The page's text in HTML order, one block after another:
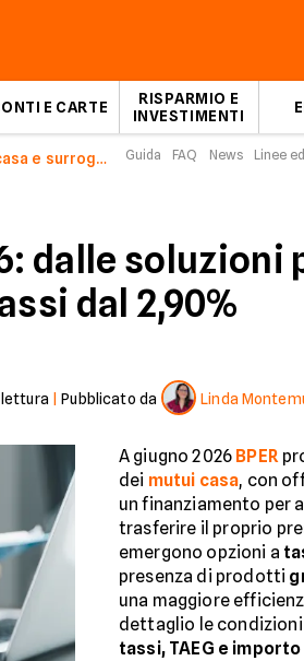
E CARTE
RISPARMIO E
INVESTIMENTI
Mutui acquisto casa e surroga BPER a giugno 2026 Guida FAQ News Linee
dalle soluzioni
dal 2,90%
|Pubblicato da Linda
A giugno 2026 BPER
dei mutui casa, con
un finanziamento per
trasferire il proprio
emergono opzioni a
presenza di prodotti
una maggiore
dettaglio le
tassi, TAEG e